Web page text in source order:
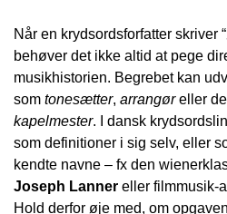
Når en krydsordsforfatter skriver
behøver det ikke altid at pege
musikhistorien. Begrebet kan
som tonesætter, arrangøreller
kapelmester. I dansk
som definitioner i sig selv, eller
kendte navne – fx den
Joseph Lanner eller filmmusik-
Hold derfor øje med, om